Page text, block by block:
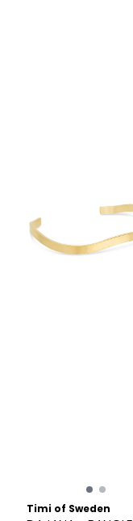
Timi of Sweden